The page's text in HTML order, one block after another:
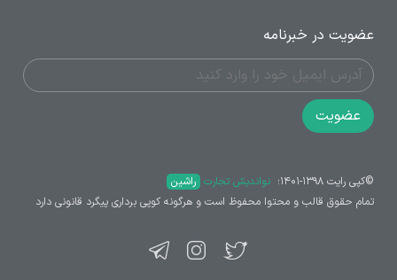
عضویت در خبرنامه
عضویت
©کپی رایت ۱۳۹۸-۱۴۰۱؛ ‌ نواندیش تجارت راشین
تمام حقوق قالب و محتوا محفوظ است و هرگونه کوپی برداری پیگرد قانونی دارد